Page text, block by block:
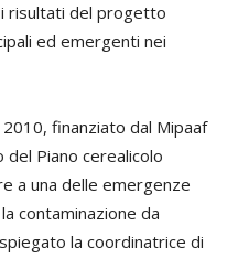
risultati del progetto
ed emergenti nei
finanziato dal Mipaaf
Piano cerealicolo
a una delle emergenze
contaminazione da
la coordinatrice di